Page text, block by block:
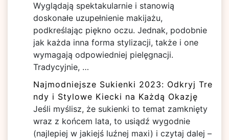
Wyglądają spektakularnie i stanowią
doskonałe uzupełnienie makijażu,
podkreślając piękno oczu. Jednak, podobnie
jak każda inna forma stylizacji, także i one
wymagają odpowiedniej pielęgnacji.
Tradycyjnie, …
Najmodniejsze Sukienki 2023: Odkryj Tre
ndy i Stylowe Kiecki na Każdą Okazję
Jeśli myślisz, że sukienki to temat zamknięty
wraz z końcem lata, to usiądź wygodnie
(najlepiej w jakiejś luźnej maxi) i czytaj dalej –